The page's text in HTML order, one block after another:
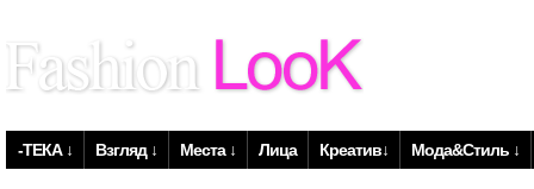
-ТЕКА ↓ Взгляд ↓ Места ↓ Лица Креатив↓ Мода&Стиль ↓